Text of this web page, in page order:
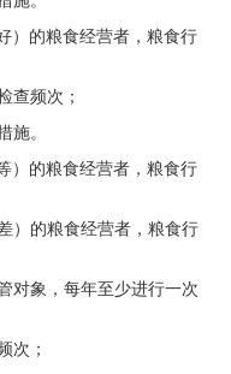
的粮食经营者，粮食行
频次；
。
的粮食经营者，粮食行
的粮食经营者，粮食行
象，每年至少进行一次
次；